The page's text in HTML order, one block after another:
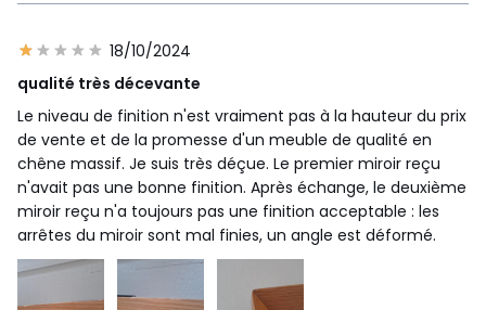
18/10/2024
qualité très décevante
Le niveau de finition n'est vraiment pas à la hauteur du prix
de vente et de la promesse d'un meuble de qualité en
chêne massif. Je suis très déçue. Le premier miroir reçu
n'avait pas une bonne finition. Après échange, le deuxième
miroir reçu n'a toujours pas une finition acceptable : les
arrêtes du miroir sont mal finies, un angle est déformé.